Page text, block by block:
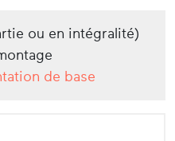
ou en intégralité)
de base